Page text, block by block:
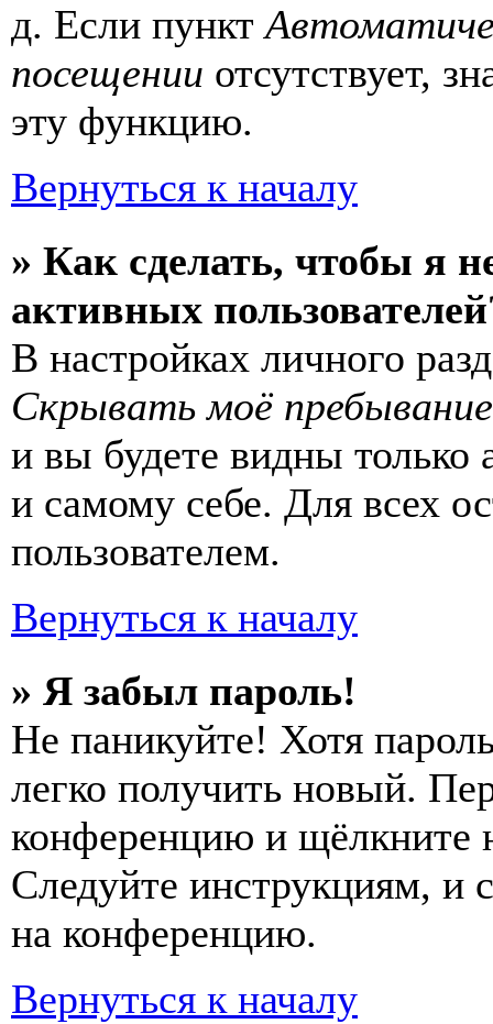
д. Если пункт
посещении отсутствует,
эту функцию.
Вернуться к началу
» Как сделать, чтобы я
активных
В настройках личного
Скрывать моё
и вы будете видны только
и самому себе. Для всех
пользователем.
Вернуться к началу
» Я забыл пароль!
Не паникуйте! Хотя
легко получить новый.
конференцию и щёлкните
Следуйте инструкциям, и
на конференцию.
Вернуться к началу